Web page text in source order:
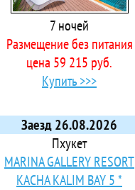
7 ночей
Размещение без питания
цена 59 215 руб.
Купить >>>
Заезд 26.08.2026
Пхукет
MARINA GALLERY RESORT
KACHA KALIM BAY 5 *